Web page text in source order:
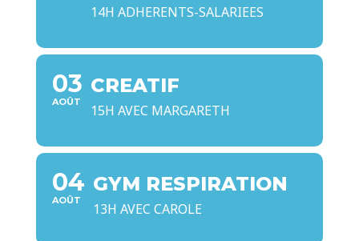
14H ADHERENTS-SALARIEES
03
AOÛT
CREATIF
15H AVEC MARGARETH
04
AOÛT
GYM RESPIRATION
13H AVEC CAROLE